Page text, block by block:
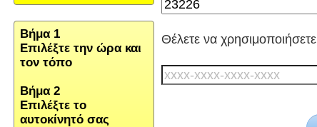
Βήμα 1
Επιλέξτε την ώρα και
τον τόπο
Βήμα 2
Επιλέξτε το
αυτοκίνητό σας
Θέλετε να χρησιμοποιήσετε